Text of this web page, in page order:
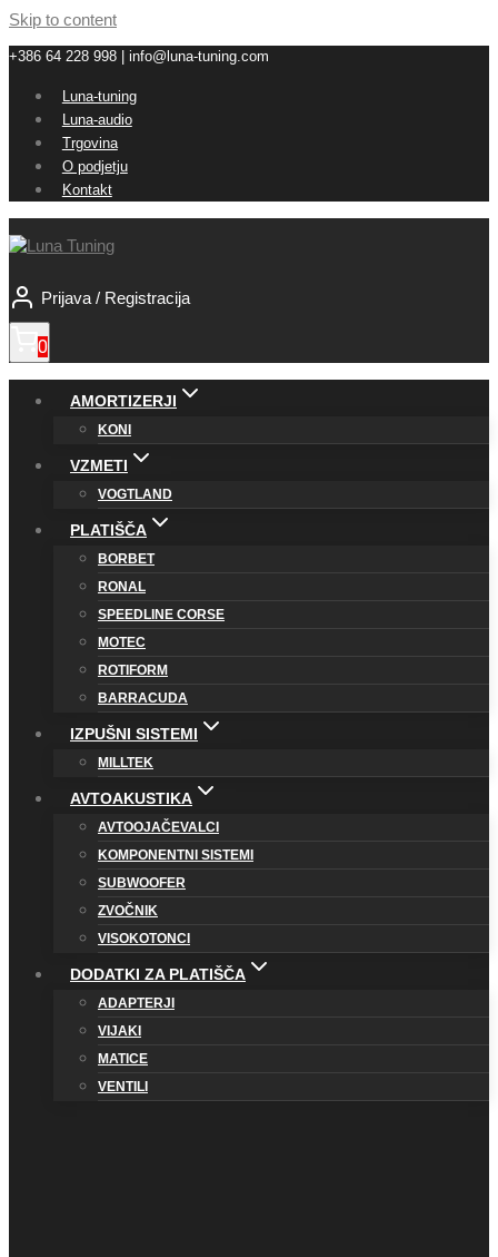
Skip to content
+386 64 228 998 | info@luna-tuning.com
Luna-tuning
Luna-audio
Trgovina
O podjetju
Kontakt
Prijava / Registracija
0
AMORTIZERJI
KONI
VZMETI
VOGTLAND
PLATIŠČA
BORBET
RONAL
SPEEDLINE CORSE
MOTEC
ROTIFORM
BARRACUDA
IZPUŠNI SISTEMI
MILLTEK
AVTOAKUSTIKA
AVTOOJAČEVALCI
KOMPONENTNI SISTEMI
SUBWOOFER
ZVOČNIK
VISOKOTONCI
DODATKI ZA PLATIŠČA
ADAPTERJI
VIJAKI
MATICE
VENTILI